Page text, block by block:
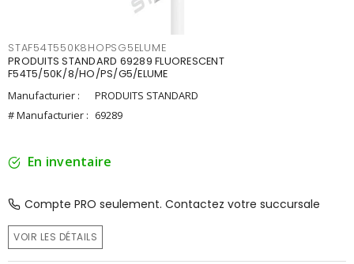
STAF54T550K8HOPSG5ELUME
PRODUITS STANDARD 69289 FLUORESCENT
F54T5/50K/8/HO/PS/G5/ELUME
Manufacturier :
PRODUITS STANDARD
# Manufacturier : 69289
En inventaire
Compte PRO seulement. Contactez votre succursale
VOIR LES DÉTAILS